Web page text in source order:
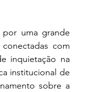
uma grande
com
inquietação na
institucional de
sobre a